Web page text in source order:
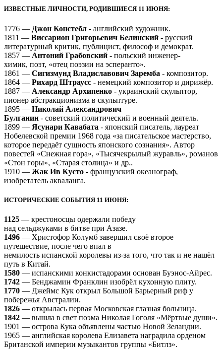
ИЗВЕСТНЫЕ ЛИЧНОСТИ, РОДИВШИЕСЯ 11 ИЮНЯ:
1776 — Джон Констебл - английский художник.
1811 — Виссарион Григорьевич Белинский - русский
литературный критик, публицист, философ и демократ.
1857 — Антоний Грабовский - польский инженер-
химик, поэт, «отец поэзии на эсперанто».
1861 — Сигизмунд Владиславович Заремба - композитор.
1864 — Рихард Штраусс - немецкий композитор и дирижёр.
1887 — Александр Архипенко - украинский скульптор,
пионер абстракционизма в скульптуре.
1895 — Николай Александрович
Булганин - советский политический и военный деятель.
1899 — Ясунари Кавабата - японский писатель, лауреат
Нобелевской премии 1968 года «за писательское мастерство,
которое передаёт сущность японского сознания». Автор
повестей «Снежная гора», «Тысячекрылый журавль», романов
«Стон горы», «Старая столица» и др..
1910 — Жак Ив Кусто - французский океанограф,
изобретатель акваланга.
ИСТОРИЧЕСКИЕ СОБЫТИЯ 11 ИЮНЯ:
1125 — крестоносцы одержали победу
над сельджуками в битве при Азазе.
1496 — Христофор Колумб завершил своё второе
путешествие, после чего впал в
немилость испанской королевы из-за того, что так и не нашёл
путь в Китай.
1580 — испанскими конкистадорами основан Буэнос-Айрес.
1742 — Бенджамин Франклин изобрёл кухонную плиту.
1770 — Джеймс Кук открыл Большой Барьерный риф у
побережья Австралии.
1826 — открылась первая Московская глазная больница.
1842 — вышла в свет поэма Николая Гоголя «Мёртвые души».
1901 — острова Кука объявлены частью Новой Зеландии.
1965 — английская королева Елизавета наградила орденом
Британской империи музыкантов группы «Битлз».